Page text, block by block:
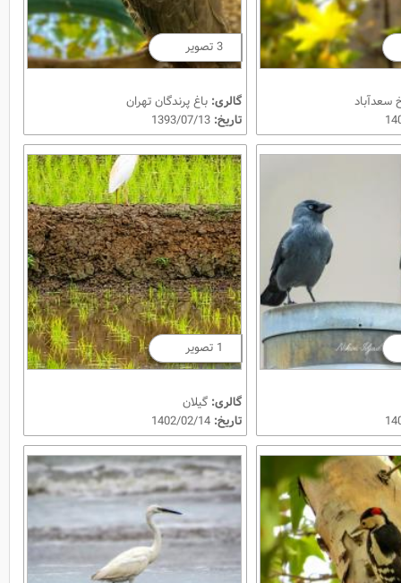
سعدآباد
3 تصویر
گالری: باغ پرندگان تهران
تاریخ:
1 تصویر
گالری: گیلان
تاریخ: